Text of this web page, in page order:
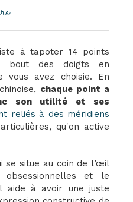
à tapoter 14 points
bout des doigts en
avez choisie. En
chaque point a
son utilité et ses
reliés à des méridiens
qu'on active
se situe au coin de l’œil
et le
aide à avoir une juste